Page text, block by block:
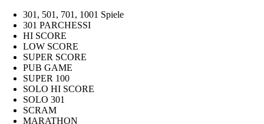
301, 501, 701, 1001 Spiele
301 PARCHESSI
HI SCORE
LOW SCORE
SUPER SCORE
PUB GAME
SUPER 100
SOLO HI SCORE
SOLO 301
SCRAM
MARATHON